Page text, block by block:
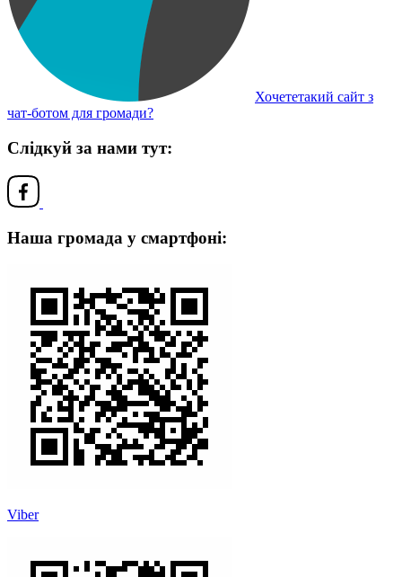
Хочететакий сайт з
чат-ботом для громади?
Слідкуй за нами тут:
Наша громада у смартфоні:
Viber